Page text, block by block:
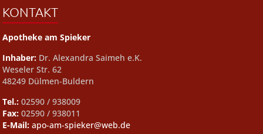
KONTAKT
Apotheke am Spieker
Inhaber: Dr. Alexandra Saimeh e.K.
Weseler Str. 62
48249 Dülmen-Buldern
Tel.: 02590 / 938009
Fax: 02590 / 938011
E-Mail: apo-am-spieker@web.de